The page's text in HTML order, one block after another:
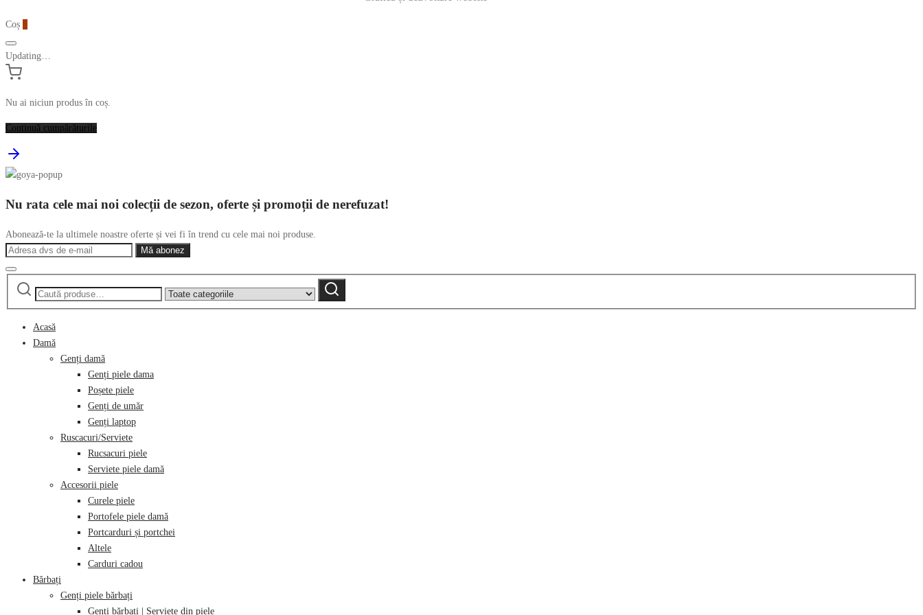
Coș
Updating…
Nu ai niciun produs în coș.
Continuă cumpărăturile
Nu rata cele mai noi colecții de sezon, oferte și promoții de nerefuzat!
Abonează-te la ultimele noastre oferte și vei fi în trend cu cele mai noi produse.
Caută
după:
Narrow
by
Caută
Acasă
Damă
Genți damă
Genți piele dama
Poșete piele
Genți de umăr
Genți laptop
Ruscacuri/Serviete
Rucsacuri piele
Serviete piele damă
Accesorii piele
Curele piele
Portofele piele damă
Portcarduri și portchei
Altele
Carduri cadou
Bărbați
Genți piele bărbați
Genți bărbați | Serviete din piele